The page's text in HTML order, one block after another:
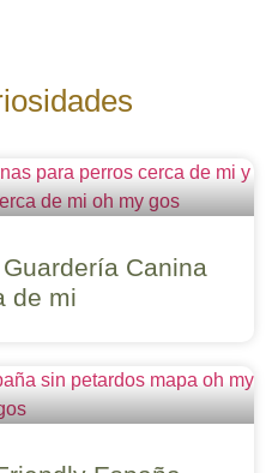
Canina
de mi